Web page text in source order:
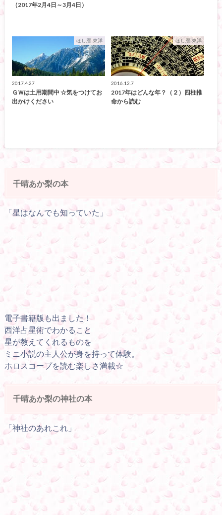
（2017年2月4日～3月4日）
ほし暦-東洋
2017.4.27
ＧＷは土用期間中 ☆気をつけてお
出かけください
ほし暦-東洋
2016.12.7
2017年はどんな年？（２）四柱推
命から読む
千晴あか梨の本
「星はなんでも知っていた」
電子書籍版も出ました！
西洋占星術でわかること
星が教えてくれるものを
ミニ小説の主人公が身を持って体験。
ホロスコープを読む楽しさ満載☆
千晴あか梨の神社の本
「神社のあれこれ」